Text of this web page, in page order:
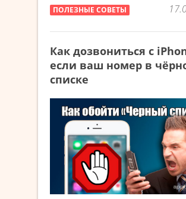
ПОЛЕЗНЫЕ СОВЕТЫ
Как дозвониться с
если ваш номер в
списке